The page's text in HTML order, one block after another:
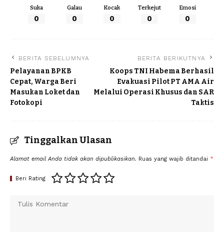
Suka
0
Galau
0
Kocak
0
Terkejut
0
Emosi
0
BERITA SEBELUMNYA
Pelayanan BPKB
Cepat, Warga Beri
Masukan Loket dan
Fotokopi
BERITA BERIKUTNYA
Koops TNI Habema Berhasil
Evakuasi Pilot PT AMA Air
Melalui Operasi Khusus dan SAR
Taktis
Tinggalkan Ulasan
Alamat email Anda tidak akan dipublikasikan. Ruas yang wajib ditandai *
Beri Rating